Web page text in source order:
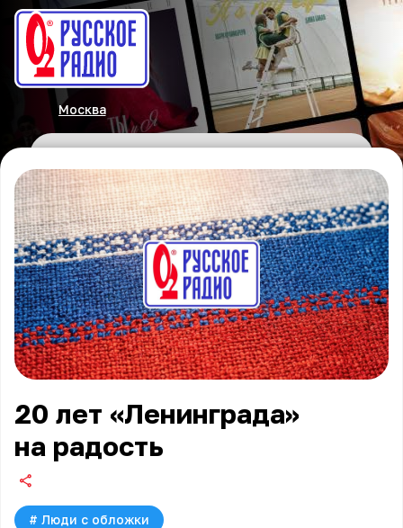
Москва
20 лет «Ленинграда»
на радость
# Люди с обложки